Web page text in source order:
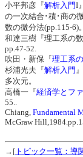
小平邦彦『解析入門I
の一次結合･積･商の
数の微分法(pp.115-6)。
和達三樹『理工系の
pp.47-52.
吹田・新保『理工系
杉浦光夫『解析入門
多次元。
高橋一『経済学とフ
55..
Chiang, Fundamental
McGraw
→[ トピック一覧：導